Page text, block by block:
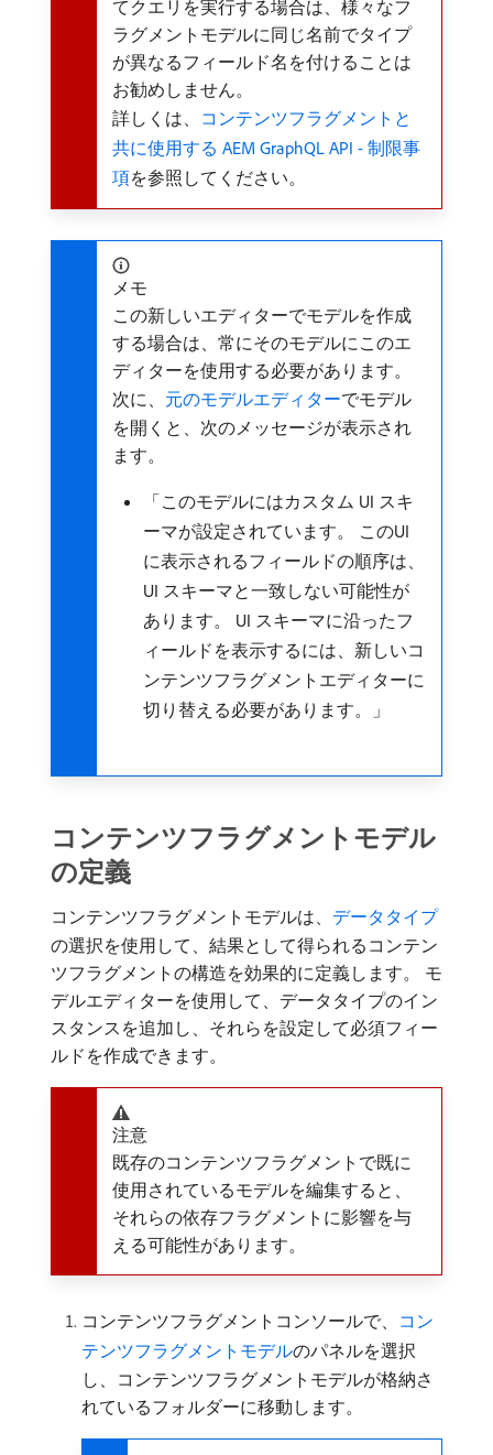
てクエリを実行する場合は、様々なフ
ラグメントモデルに同じ名前でタイプ
が異なるフィールド名を付けることは
お勧めしません。
詳しくは、 コンテンツフラグメントと
共に使用する AEM GraphQL API - 制限事
項を参照してください。
メモ
この新しいエディターでモデルを作成
する場合は、常にそのモデルにこのエ
ディターを使用する必要があります。
次に、 元のモデルエディターでモデル
を開くと、次のメッセージが表示され
ます。
「このモデルにはカスタム UI スキ
ーマが設定されています。 このUI
に表示されるフィールドの順序は、
UI スキーマと一致しない可能性が
あります。 UI スキーマに沿ったフ
ィールドを表示するには、新しいコ
ンテンツフラグメントエディターに
切り替える必要があります。」
コンテンツフラグメントモデル
の定義
コンテンツフラグメントモデルは、 データタイプ
の選択を使用して、結果として得られるコンテン
ツフラグメントの構造を効果的に定義します。 モ
デルエディターを使用して、データタイプのイン
スタンスを追加し、それらを設定して必須フィー
ルドを作成できます。
注意
既存のコンテンツフラグメントで既に
使用されているモデルを編集すると、
それらの依存フラグメントに影響を与
える可能性があります。
コンテンツフラグメントコンソールで、 コン
テンツフラグメントモデルのパネルを選択
し、コンテンツフラグメントモデルが格納さ
れているフォルダーに移動します。